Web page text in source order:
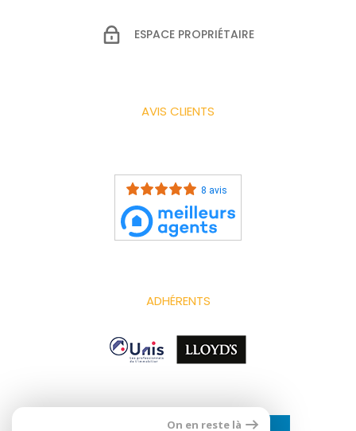
ESPACE PROPRIÉTAIRE
AVIS CLIENTS
8 avis
ADHÉRENTS
On en reste là